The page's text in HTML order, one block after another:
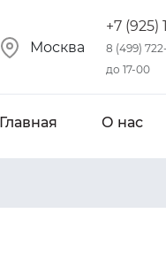
Москва
+7 (925)
8 (499)
до 17-00
Главная О нас